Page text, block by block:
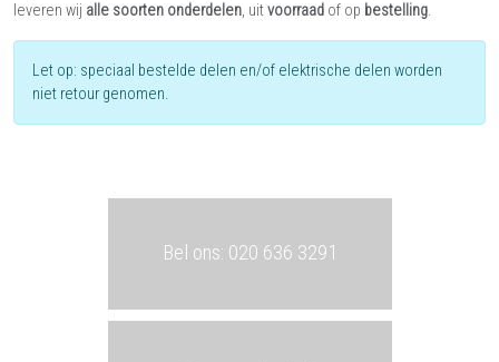
leveren wij alle soorten onderdelen, uitvoorraad of op bestelling.
Let op: speciaal bestelde delen en/of elektrische delen worden
niet retour genomen.
Bel ons: 020 636 3291